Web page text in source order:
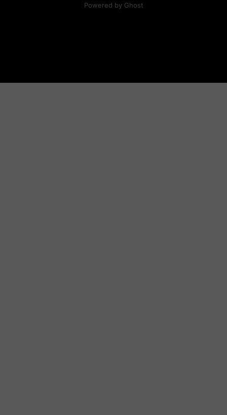
Powered by Ghost